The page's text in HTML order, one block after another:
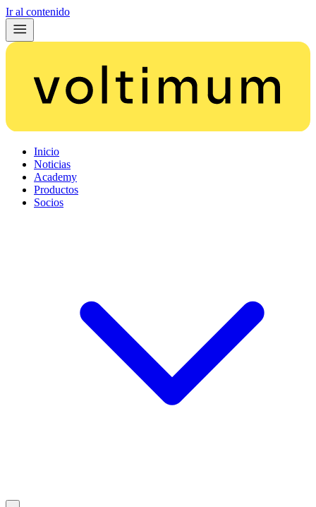
Ir al contenido
Inicio
Noticias
Academy
Productos
Socios